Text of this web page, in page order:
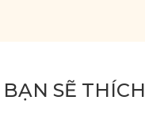
SẼ THÍCH